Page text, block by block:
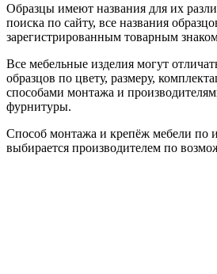
Образцы имеют названия для их
поиска по сайту, все названия
зарегистрированным товарным
Все мебельные изделия могут
образцов по цвету, размеру,
способами монтажа и
фурнитуры.
Способ монтажа и крепёж мебели по
выбирается производителем по